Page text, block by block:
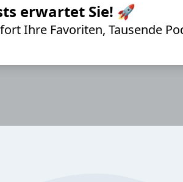
erwartet Sie! 🚀
Ihre Favoriten, Tausende